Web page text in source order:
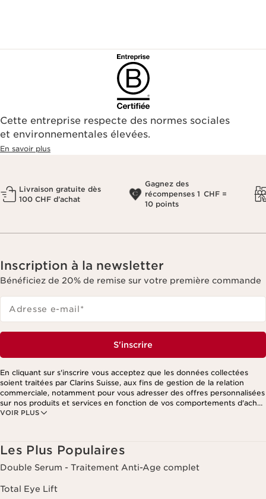
Cette entreprise respecte des normes sociales
et environnementales élevées.
En savoir plus
Livraison gratuite dès
100 CHF d’achat
Gagnez des
récompenses 1 CHF =
10 points
Inscription à la newsletter
Bénéficiez de 20% de remise sur votre première commande
Adresse e-mail*
S'inscrire
VOIR PLUS
En cliquant sur s'inscrire vous acceptez que les données collectées
soient traitées par Clarins Suisse, aux fins de gestion de la relation
commerciale, notamment pour vous adresser des offres personnalisées
sur nos produits et services en fonction de vos comportements d'achat,
de vos habitudes et/ou de vos centres d'intérêts, y compris par
cliquant sur le lien de désinscription présent dans chaque newsletter.
Ces informations sont traitées par Clarins et ses prestataires pour le
traitement de votre commande, à des fins de gestion de la relation
client. Notamment pour vous proposer des offres personnalisées et/ou
pour gérer votre adhésion à notre Programme de fidélité et créer votre
programme beauté personnalisé. Les données sont conservées
Les Plus Populaires
Double Serum - Traitement Anti-Age complet
Total Eye Lift